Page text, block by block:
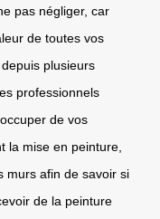
pas négliger, car
de toutes vos
plusieurs
professionnels
de vos
la mise en peinture,
murs afin de savoir si
de la peinture